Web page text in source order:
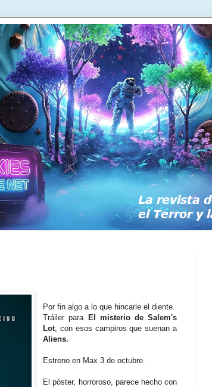
Por fin algo a lo que hincarle el diente.
Tráiler para El misterio de Salem's
Lot , con esos campiros que suenan a
Aliens.
Estreno en Max 3 de octubre.
El póster, horroroso, parece hecho con